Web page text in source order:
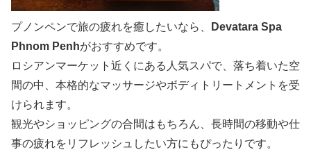
プノンペンで旅の疲れを癒したいなら、
Devatara Spa
Phnom Penhがおすすめです。
ロシアンマーケット近くにある人気スパで、落ち着いた空
間の中、本格的なマッサージやボディトリートメントを受
けられます。
観光やショッピングの合間はもちろん、長時間の移動や仕
事の疲れをリフレッシュしたい方にもぴったりです。